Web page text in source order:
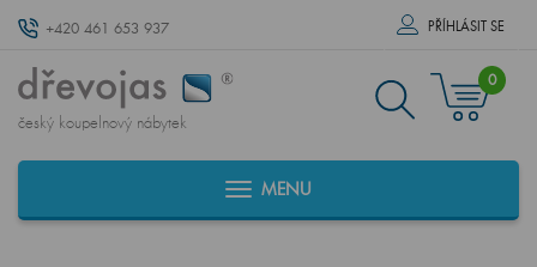
+420 461 653 937 PŘÍHLÁSIT SE
český koupelnový nábytek
0
MENU